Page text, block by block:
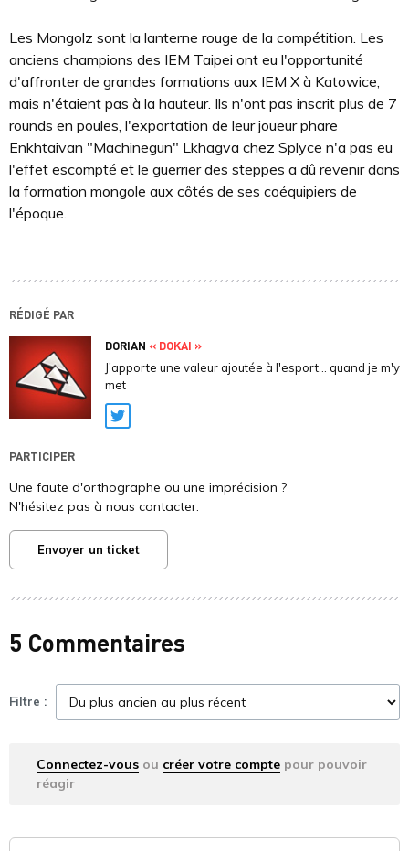
Les Mongolz sont la lanterne rouge de la compétition. Les
anciens champions des IEM Taipei ont eu l'opportunité
d'affronter de grandes formations aux IEM X à Katowice,
mais n'étaient pas à la hauteur. Ils n'ont pas inscrit plus de 7
rounds en poules, l'exportation de leur joueur phare
Enkhtaivan "Machinegun" Lkhagva chez Splyce n'a pas eu
l'effet escompté et le guerrier des steppes a dû revenir dans
la formation mongole aux côtés de ses coéquipiers de
l'époque.
RÉDIGÉ PAR
DORIAN « DOKAI »
J'apporte une valeur ajoutée à l'esport... quand je m'y
met
Twitter
PARTICIPER
Une faute d'orthographe ou une imprécision ?
N'hésitez pas à nous contacter.
Envoyer un ticket
5 Commentaires
Filtre :
Connectez-vous ou créer votre compte pour pouvoir
réagir